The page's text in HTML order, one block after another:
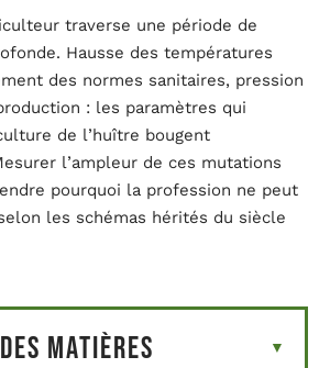
traverse une période de
Hausse des températures
des normes sanitaires, pression
: les paramètres qui
de l’huître bougent
l’ampleur de ces mutations
pourquoi la profession ne peut
les schémas hérités du siècle
matières